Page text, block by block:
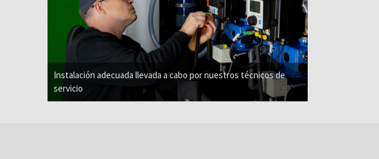
Instalación adecuada llevada a cabo por nuestros técnicos de
servicio